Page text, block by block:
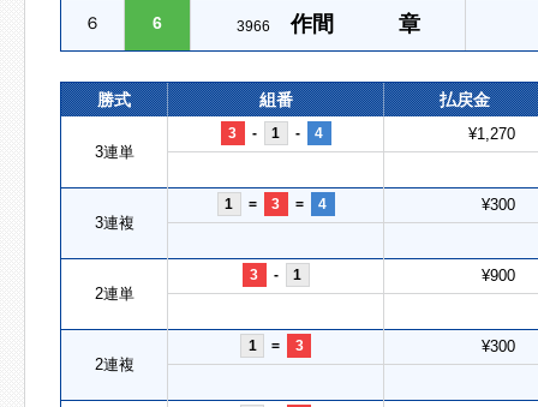
６ 6 3966 作間 章
勝式 組番 払戻金
3連単
3 - 1 - 4 ¥1,270
3連複
1 = 3 = 4 ¥300
2連単
3 - 1 ¥900
2連複
1 = 3 ¥300